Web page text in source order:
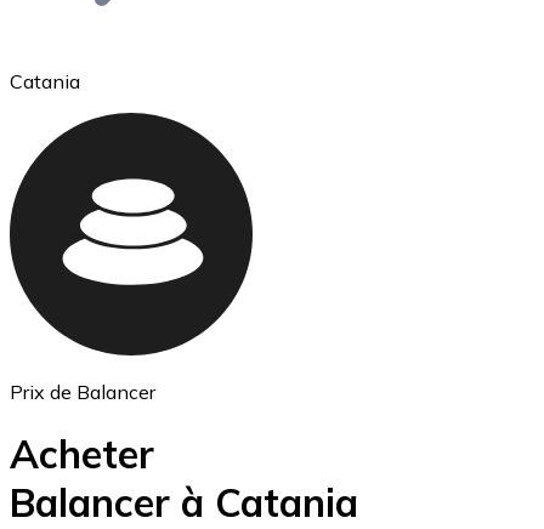
Ethereum
ETH
Catania
Prix de Balancer
Acheter
Balancer à Catania